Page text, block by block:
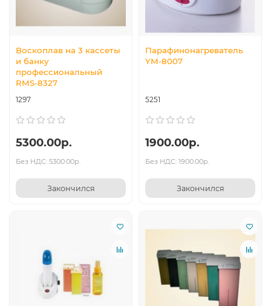
Воскоплав на 3 кассеты
и банку
профессиональный
RMS-8327
1297
5300.00р.
Без НДС: 5300.00р.
Закончился
Парафинонагреватель
YM-8007
5251
1900.00р.
Без НДС: 1900.00р.
Закончился